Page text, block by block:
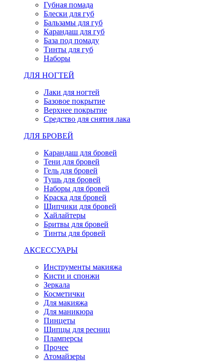
Губная помада
Блески для губ
Бальзамы для губ
Карандаш для губ
База под помаду
Тинты для губ
Наборы
ДЛЯ НОГТЕЙ
Лаки для ногтей
Базовое покрытие
Верхнее покрытие
Средство для снятия лака
ДЛЯ БРОВЕЙ
Карандаш для бровей
Тени для бровей
Гель для бровей
Тушь для бровей
Наборы для бровей
Краска для бровей
Щипчики для бровей
Хайлайтеры
Бритвы для бровей
Тинты для бровей
АКСЕССУАРЫ
Инструменты макияжа
Кисти и спонжи
Зеркала
Косметички
Для макияжа
Для маникюра
Пинцеты
Щипцы для ресниц
Пламперсы
Прочее
Атомайзеры